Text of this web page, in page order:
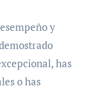
y
has
o has